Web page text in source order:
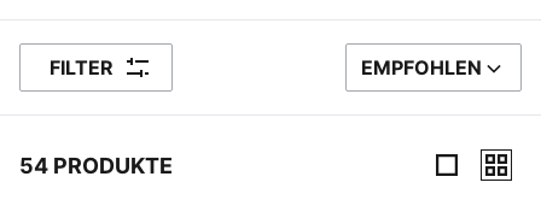
FILTER SORTIEREN NACH
EMPFOHLEN
54 PRODUKTE